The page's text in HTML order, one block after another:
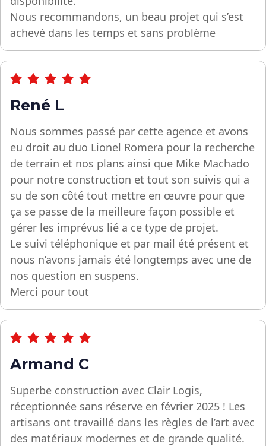
Nous recommandons, un beau projet qui s’est
achevé dans les temps et sans problème
René L
Nous sommes passé par cette agence et avons
eu droit au duo Lionel Romera pour la recherche
de terrain et nos plans ainsi que Mike Machado
pour notre construction et tout son suivis qui a
su de son côté tout mettre en œuvre pour que
ça se passe de la meilleure façon possible et
gérer les imprévus lié a ce type de projet.
Le suivi téléphonique et par mail été présent et
nous n’avons jamais été longtemps avec une de
nos question en suspens.
Merci pour tout
Armand C
Superbe construction avec Clair Logis,
réceptionnée sans réserve en février 2025 ! Les
artisans ont travaillé dans les règles de l’art avec
des matériaux modernes et de grande qualité.